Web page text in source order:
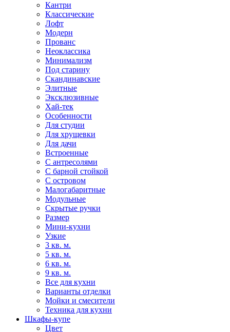
Кантри
Классические
Лофт
Модерн
Прованс
Неоклассика
Минимализм
Под старину
Скандинавские
Элитные
Эксклюзивные
Хай-тек
Особенности
Для студии
Для хрущевки
Для дачи
Встроенные
С антресолями
С барной стойкой
С островом
Малогабаритные
Модульные
Скрытые ручки
Размер
Мини-кухни
Узкие
3 кв. м.
5 кв. м.
6 кв. м.
9 кв. м.
Все для кухни
Варианты отделки
Мойки и смесители
Техника для кухни
Шкафы-купе
Цвет